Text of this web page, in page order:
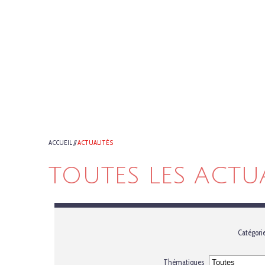
ACCUEIL//ACTUALITÉS
TOUTES LES
Thématiques